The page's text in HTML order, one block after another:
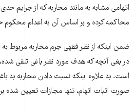
اتهامی مشابه به مانند محاربه که از جرایم
محاکمه کرده و بر اساس آن به اعدام محکوم
ضمن اینکه از نظر فقهی جرم محاربه مربوط
در بغی آنچه که هدف مورد نظر باغی تلقی
است. به علاوه اینکه نسبت دادن محاربه به
صورت اثبات اتهام، تنها مجازات تعیین شده